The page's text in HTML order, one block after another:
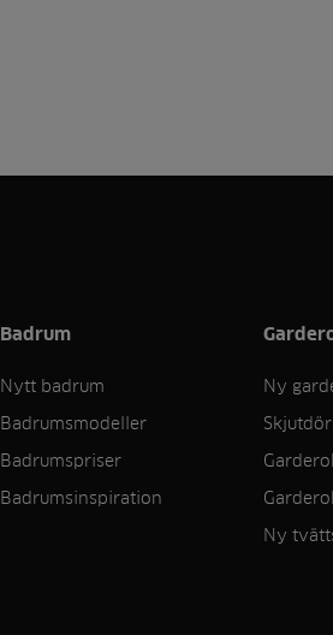
Badrum
Nytt badrum
Badrumsmodeller
Badrumspriser
Badrumsinspiration
Ny
Ny